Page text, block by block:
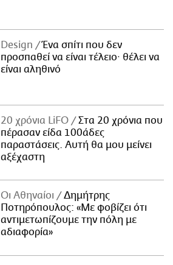
Design
Ένα σπίτι που δεν
προσπαθεί να είναι τέλειο· θέλει να
είναι αληθινό
20 χρόνια LiFO
Στα 20 χρόνια που
πέρασαν είδα 100άδες
παραστάσεις. Αυτή θα μου μείνει
αξέχαστη
Οι Αθηναίοι
Δημήτρης
Ποτηρόπουλος: «Με φοβίζει ότι
αντιμετωπίζουμε την πόλη με
αδιαφορία»